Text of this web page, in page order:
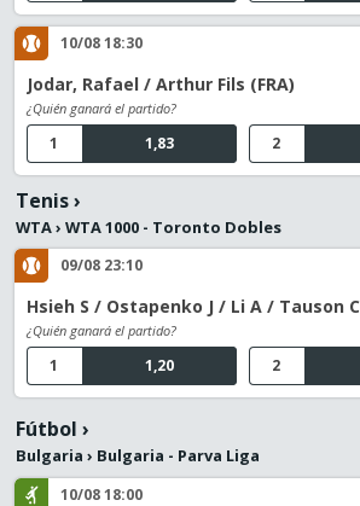
10/08 18:30
Jodar, Rafael / Arthur Fils (FRA)
¿Quién ganará el partido?
1,83
1 2
Tenis›
WTA› WTA 1000 - Toronto Dobles
09/08 23:10
Hsieh S / Ostapenko J / Li A / Tauson C
¿Quién ganará el partido?
1,20
1 2
Fútbol ›
Bulgaria › Bulgaria - Parva Liga
10/08 18:00